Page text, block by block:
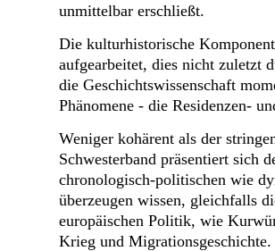
unmittelbar erschließt.
Die kulturhistorische
aufgearbeitet, dies nicht zuletzt
die Geschichtswissenschaft
Phänomene - die Residenzen-
Weniger kohärent als der
Schwesterband präsentiert sich
chronologisch-politischen wie
überzeugen wissen, gleichfalls
europäischen Politik, wie
Krieg und